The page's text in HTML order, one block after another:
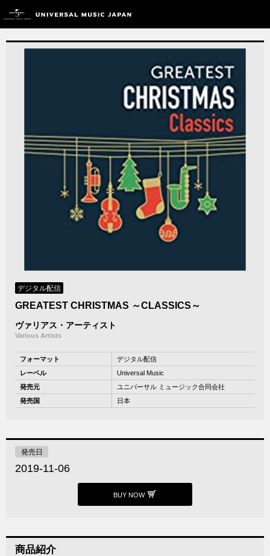
デジタル配信
GREATEST CHRISTMAS ～CLASSICS～
ヴァリアス・アーティスト
Various Artists
フォーマット
デジタル配信
レーベル
Universal Music
発売元
ユニバーサル ミュージック合同会社
発売国
日本
発売日
2019-11-06
BUY NOW
商品紹介